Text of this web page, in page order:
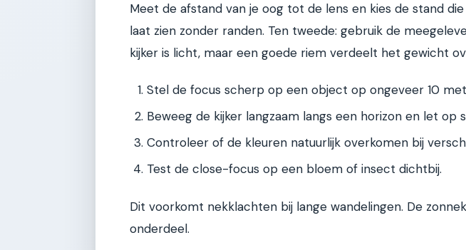
Meet de afstand van je oog tot de lens en kies de stand
laat zien zonder randen. Ten tweede: gebruik de
kijker is licht, maar een goede riem verdeelt het gewicht
Stel de focus scherp op een object op ongeveer 10
Beweeg de kijker langzaam langs een horizon en let op
Controleer of de kleuren natuurlijk overkomen bij
Test de close-focus op een bloem of insect dichtbij.
Dit voorkomt nekklachten bij lange wandelingen. De
onderdeel.